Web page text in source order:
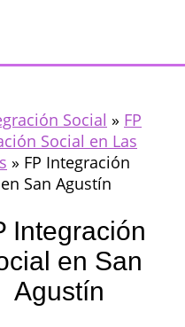
Social » FP
Social en Las
» FP Integración
San Agustín
Integración
en San
Agustín